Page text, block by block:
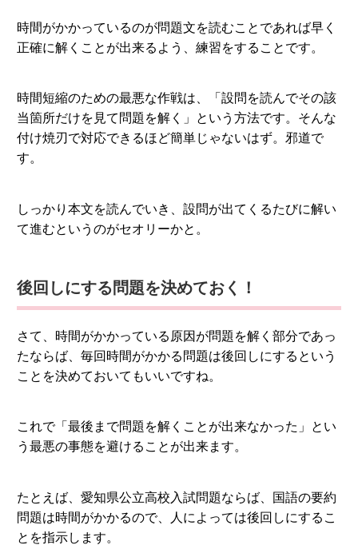
時間がかかっているのが問題文を読むことであれば早く
正確に解くことが出来るよう、練習をすることです。
時間短縮のための最悪な作戦は、「設問を読んでその該
当箇所だけを見て問題を解く」という方法です。そんな
付け焼刃で対応できるほど簡単じゃないはず。邪道で
す。
しっかり本文を読んでいき、設問が出てくるたびに解い
て進むというのがセオリーかと。
後回しにする問題を決めておく！
さて、時間がかかっている原因が問題を解く部分であっ
たならば、毎回時間がかかる問題は後回しにするという
ことを決めておいてもいいですね。
これで「最後まで問題を解くことが出来なかった」とい
う最悪の事態を避けることが出来ます。
たとえば、愛知県公立高校入試問題ならば、国語の要約
問題は時間がかかるので、人によっては後回しにするこ
とを指示します。